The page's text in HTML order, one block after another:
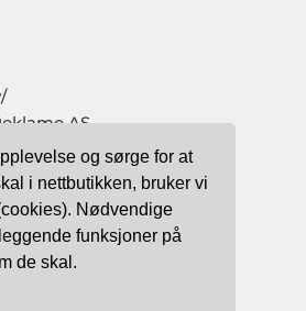
og sørge for at
i nettbutikken, bruker vi
Nødvendige
funksjoner på
de skal.
AS
MVA